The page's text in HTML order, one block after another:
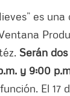
es una
Serán
y 9:00
El 17